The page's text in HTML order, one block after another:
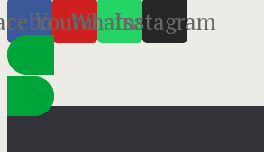
Youtube
Whatsapp
Instagram